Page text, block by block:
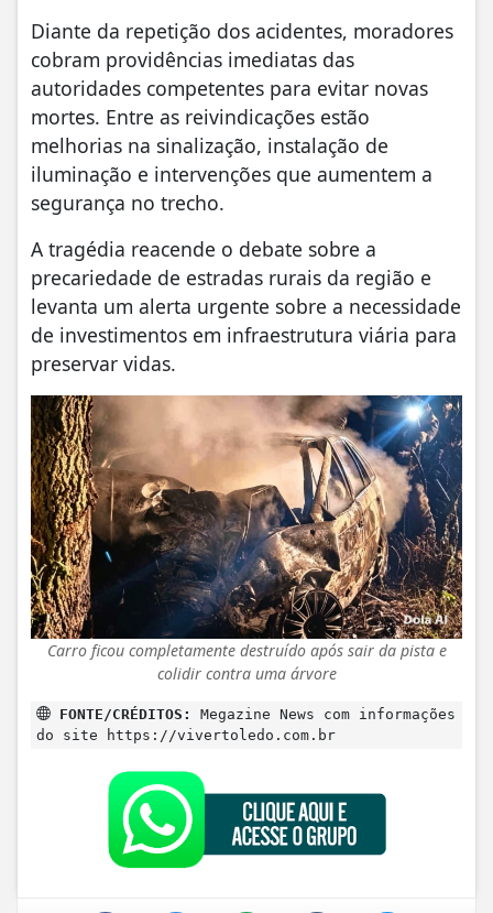
Diante da repetição dos acidentes, moradores
cobram providências imediatas das
autoridades competentes para evitar novas
mortes. Entre as reivindicações estão
melhorias na sinalização, instalação de
iluminação e intervenções que aumentem a
segurança no trecho.
A tragédia reacende o debate sobre a
precariedade de estradas rurais da região e
levanta um alerta urgente sobre a necessidade
de investimentos em infraestrutura viária para
preservar vidas.
Carro ficou completamente destruído após sair da pista e
colidir contra uma árvore
FONTE/CRÉDITOS:
Megazine News com informações
do site https://vivertoledo.com.br